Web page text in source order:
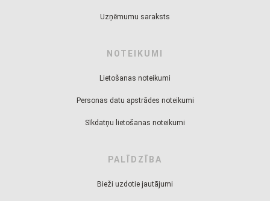
Uzņēmumu saraksts
NOTEIKUMI
Lietošanas noteikumi
Personas datu apstrādes noteikumi
Sīkdatņu lietošanas noteikumi
PALĪDZĪBA
Bieži uzdotie jautājumi